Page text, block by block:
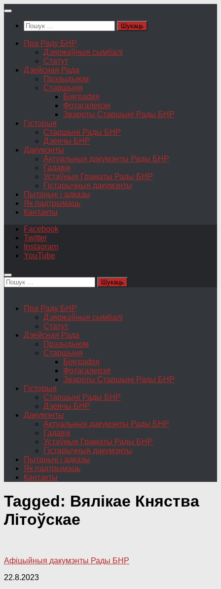
Skip
contentПошук:
Пра Раду БНР
Дзяржаўныя сымбалі
Статут
Дзейсная Рада
Прэзыдыюм
Старшыня
Біяграфія
Фотагалерэя
Звароты Старшыні Рады БНР
Гісторыя
Старшыні Рады БНР
Дзеячы БНР
Дакумэнты
Актуальныя дакумэнты Рады БНР
Гадавік
Устаўныя Граматы Рады БНР
Гістарычныя дакумэнты
Пытаньні і адказы
Як падтрымаць
Кантакты
Facebook
Twitter
Instagram
YouTube
Пошук:
Пра Раду БНР
Дзяржаўныя сымбалі
Статут
Дзейсная Рада
Прэзыдыюм
Старшыня
Біяграфія
Фотагалерэя
Звароты Старшыні Рады БНР
Гісторыя
Старшыні Рады БНР
Дзеячы БНР
Дакумэнты
Актуальныя дакумэнты Рады БНР
Гадавік
Устаўныя Граматы Рады БНР
Гістарычныя дакумэнты
Пытаньні і адказы
Як падтрымаць
Кантакты
Tagged: Вялікае Княства
Літоўскае
Афіцыйныя дакумэнты Рады БНР
22.8.2023